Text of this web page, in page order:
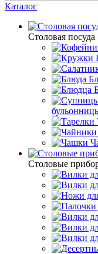
Каталог
Столовая посуда
Cтоловые